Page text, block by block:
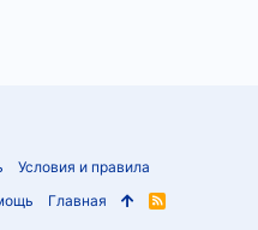
Условия и правила
Главная
R